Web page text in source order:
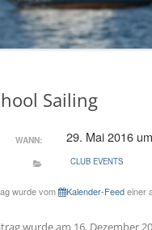
PLEASE
Sailing
WANN: 29. Mai 2016
CLUB EVENTS
wurde vom Kalender-Feedeiner
wurde am 16. Dezember